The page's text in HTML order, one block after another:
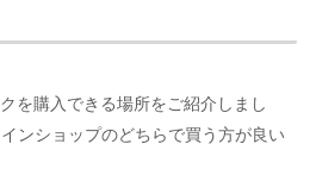
を購入できる場所をご紹介しまし
ンショップのどちらで買う方が良い